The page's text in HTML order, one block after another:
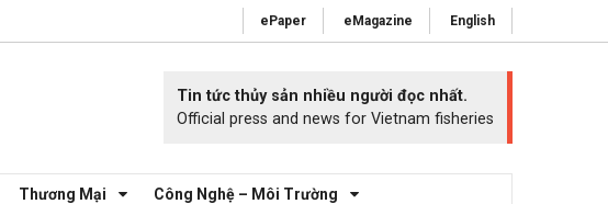
ePaper eMagazine English
Tin tức thủy sản nhiều người đọc nhất.
Official press and news for Vietnam fisheries
Thương Mại Công Nghệ – Môi Trường